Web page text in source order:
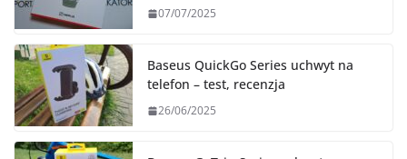
07/07/2025
Baseus QuickGo Series uchwyt na
telefon – test, recenzja
26/06/2025